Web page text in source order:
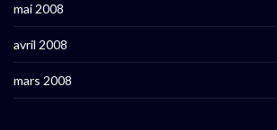
mai 2008
avril 2008
mars 2008